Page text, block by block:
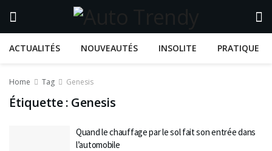
ACTUALITÉS NOUVEAUTÉS INSOLITE PRATIQUE
Home Tag Genesis
Étiquette : Genesis
Quand le chauffage par le sol fait son entrée dans
l’automobile